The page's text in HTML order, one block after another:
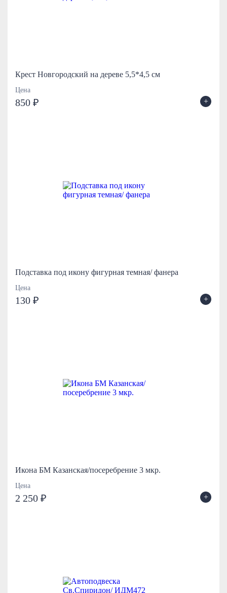
Крест Новгородский на дереве 5,5*4,5 см
Цена
850 ₽ +
Подставка под икону фигурная темная/ фанера
Цена
130 ₽ +
Икона БМ Казанская/посеребрение 3 мкр.
Цена
2 250 ₽ +